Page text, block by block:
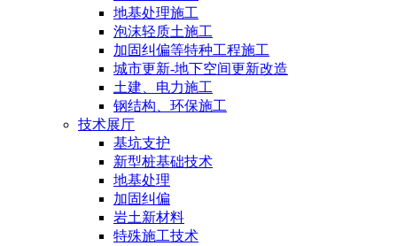
地基处理施工
泡沫轻质土施工
加固纠偏等特种工程施工
城市更新-地下空间更新改造
土建、电力施工
钢结构、环保施工
技术展厅
基坑支护
新型桩基础技术
地基处理
加固纠偏
岩土新材料
特殊施工技术